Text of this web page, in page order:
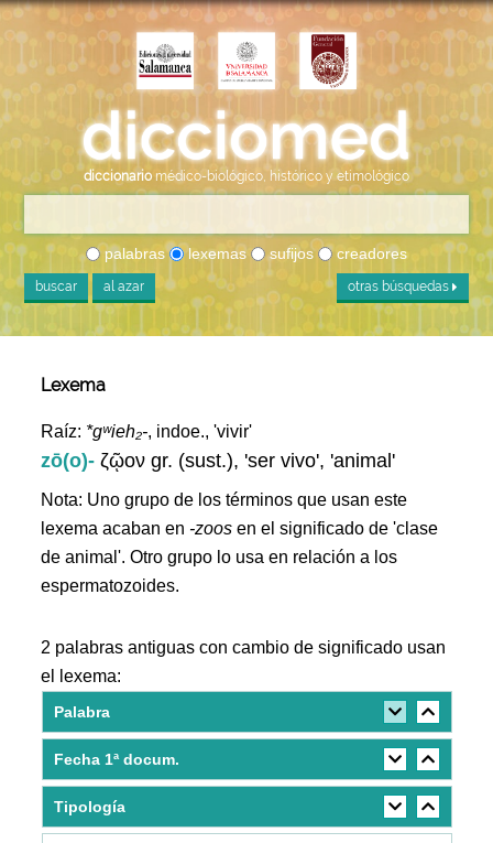
diccionario médico-biológico, histórico y etimológico
palabras lexemas sufijos creadores
buscar al azar otras búsquedas
Lexema
Raíz: *gʷieh₂-, indoe., 'vivir'
zō(o)-ζῷον gr. (sust.), 'ser vivo', 'animal'
Nota: Uno grupo de los términos que usan este
lexema acaban en -zoos en el significado de 'clase
de animal'. Otro grupo lo usa en relación a los
espermatozoides.
2 palabras antiguas con cambio de significado usan
el lexema:
Palabra
Fecha 1ª docum.
Tipología